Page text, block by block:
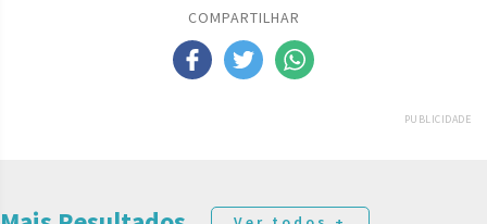
COMPARTILHAR
PUBLICIDADE